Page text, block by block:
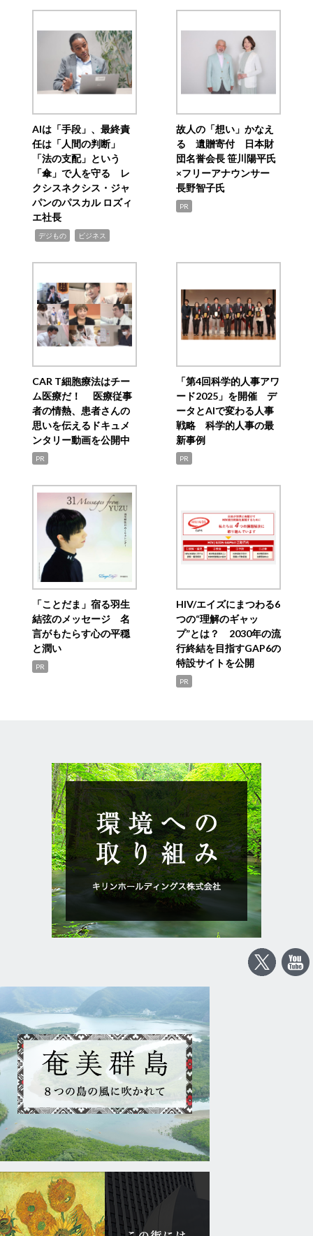
AIは「手段」、最終責
任は「人間の判断」
「法の支配」という
「傘」で人を守る レ
クシスネクシス・ジャ
パンのパスカル ロズィ
エ社長
デジもの ビジネス
故人の「想い」かなえ
る 遺贈寄付 日本財
団名誉会長 笹川陽平氏
×フリーアナウンサー
長野智子氏
PR
CAR T細胞療法はチー
ム医療だ！ 医療従事
者の情熱、患者さんの
思いを伝えるドキュメ
ンタリー動画を公開中
PR
「第4回科学的人事アワ
ード2025」を開催 デ
ータとAIで変わる人事
戦略 科学的人事の最
新事例
PR
「ことだま」宿る羽生
結弦のメッセージ 名
言がもたらす心の平穏
と潤い
PR
HIV/エイズにまつわる6
つの“理解のギャッ
プ”とは？ 2030年の流
行終結を目指すGAP6の
特設サイトを公開
PR